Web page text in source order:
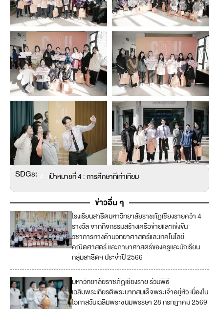
SDGs: เป้าหมายที่ 4 : การศึกษาที่เท่าเทียม
ข่าวอื่น ๆ
โรงเรียนสาธิตมหาวิทยาลัยราชภัฏเชียงรายคว้า 4
รางวัล จากกิจกรรมสร้างเครือข่ายและแข่งขัน
วิชาการทางด้านวิทยาศาสตร์และเทคโนโลยี
คณิตศาสตร์ และภาษาศาสตร์ของครูและนักเรียน
กลุ่มสาธิตฯ ประจำปี 2566
มหาวิทยาลัยราชภัฏเชียงราย ร่วมพิธี
เฉลิมพระเกียรติพระบาทสมเด็จพระเจ้าอยู่หัว เนื่องใน
โอกาสวันเฉลิมพระชนมพรรษา 28 กรกฎาคม 2569